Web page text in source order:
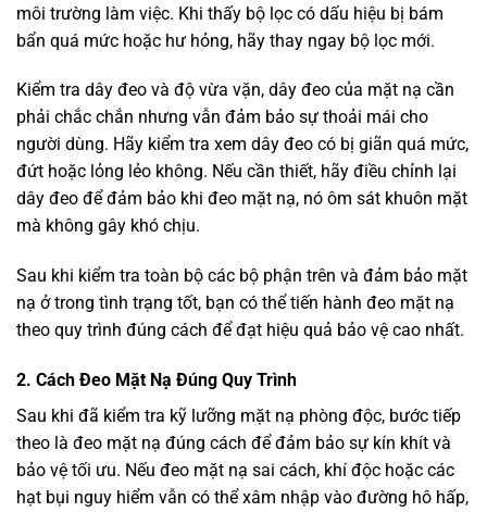
môi trường làm việc. Khi thấy bộ lọc có dấu hiệu bị bám
bẩn quá mức hoặc hư hỏng, hãy thay ngay bộ lọc mới.
Kiểm tra dây đeo và độ vừa vặn, dây đeo của mặt nạ cần
phải chắc chắn nhưng vẫn đảm bảo sự thoải mái cho
người dùng. Hãy kiểm tra xem dây đeo có bị giãn quá mức,
đứt hoặc lỏng lẻo không. Nếu cần thiết, hãy điều chỉnh lại
dây đeo để đảm bảo khi đeo mặt nạ, nó ôm sát khuôn mặt
mà không gây khó chịu.
Sau khi kiểm tra toàn bộ các bộ phận trên và đảm bảo mặt
nạ ở trong tình trạng tốt, bạn có thể tiến hành đeo mặt nạ
theo quy trình đúng cách để đạt hiệu quả bảo vệ cao nhất.
2. Cách Đeo Mặt Nạ Đúng Quy Trình
Sau khi đã kiểm tra kỹ lưỡng mặt nạ phòng độc, bước tiếp
theo là đeo mặt nạ đúng cách để đảm bảo sự kín khít và
bảo vệ tối ưu. Nếu đeo mặt nạ sai cách, khí độc hoặc các
hạt bụi nguy hiểm vẫn có thể xâm nhập vào đường hô hấp,